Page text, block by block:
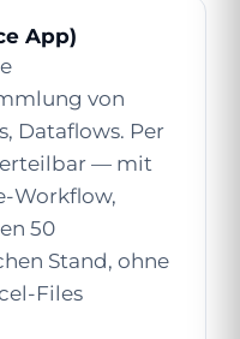
App)
von
Dataflows. Per
— mit
Workflow,
50
Stand, ohne
Files